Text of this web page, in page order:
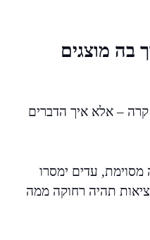
בה מוצגים
– אלא איך הדברים
עדים ימסרו
תהיה רחוקה ממה